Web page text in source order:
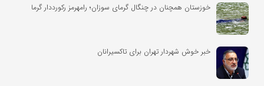
خوزستان همچنان در چنگال گرمای سوزان؛ رامهرمز رکورددار گرما
خبر خوش شهردار تهران برای تاکسیرانان